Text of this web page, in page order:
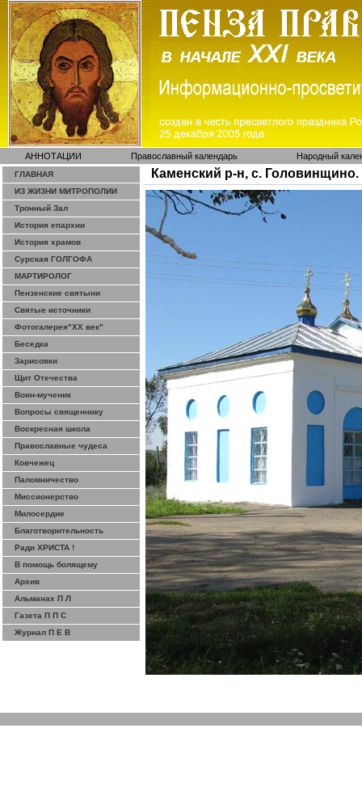
АННОТАЦИИ Православный календарь Народный
ГЛАВНАЯ
ИЗ ЖИЗНИ МИТРОПОЛИИ
Тронный Зал
История епархии
История храмов
Сурская ГОЛГОФА
МАРТИРОЛОГ
Пензенские святыни
Святые источники
Фотогалерея"ХХ век"
Беседка
Зарисовки
Щит Отечества
Воин-мученик
Вопросы священнику
Воскресная школа
Православные чудеса
Ковчежец
Паломничество
Миссионерство
Милосердие
Благотворительность
Ради ХРИСТА !
В помощь болящему
Архив
Альманах П Л
Газета П П С
Журнал П Е В
Каменский р-н, с.